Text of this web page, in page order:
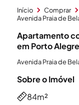
Início Comprar
Avenida Praia de
Apartamento
em Porto Alegre
Avenida Praia de
Sobre o Imóvel
84m²